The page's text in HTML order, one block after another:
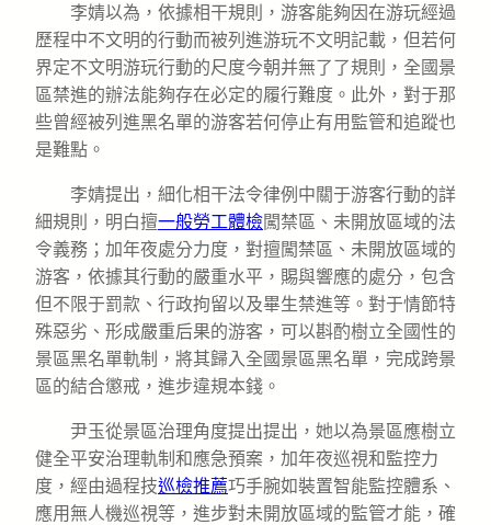
李婧以為，依據相干規則，游客能夠因在游玩經過
歷程中不文明的行動而被列進游玩不文明記載，但若何
界定不文明游玩行動的尺度今朝并無了了規則，全國景
區禁進的辦法能夠存在必定的履行難度。此外，對于那
些曾經被列進黑名單的游客若何停止有用監管和追蹤也
是難點。
李婧提出，細化相干法令律例中關于游客行動的詳
細規則，明白擅一般勞工體檢闖禁區、未開放區域的法
令義務；加年夜處分力度，對擅闖禁區、未開放區域的
游客，依據其行動的嚴重水平，賜與響應的處分，包含
但不限于罰款、行政拘留以及畢生禁進等。對于情節特
殊惡劣、形成嚴重后果的游客，可以斟酌樹立全國性的
景區黑名單軌制，將其歸入全國景區黑名單，完成跨景
區的結合懲戒，進步違規本錢。
尹玉從景區治理角度提出提出，她以為景區應樹立
健全平安治理軌制和應急預案，加年夜巡視和監控力
度，經由過程技巡檢推薦巧手腕如裝置智能監控體系、
應用無人機巡視等，進步對未開放區域的監管才能，確